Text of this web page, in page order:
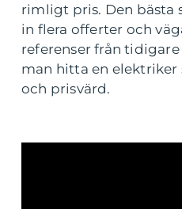
rimligt pris. Den bästa
in flera offerter och
referenser från tidigare
man hitta en
och prisvärd.